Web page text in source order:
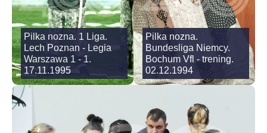
Pilka nozna. 1 Liga.
Lech Poznan - Legia
Warszawa 1 - 1.
17.11.1995
Pilka nozna.
Bundesliga Niemcy.
Bochum Vfl - trening.
02.12.1994